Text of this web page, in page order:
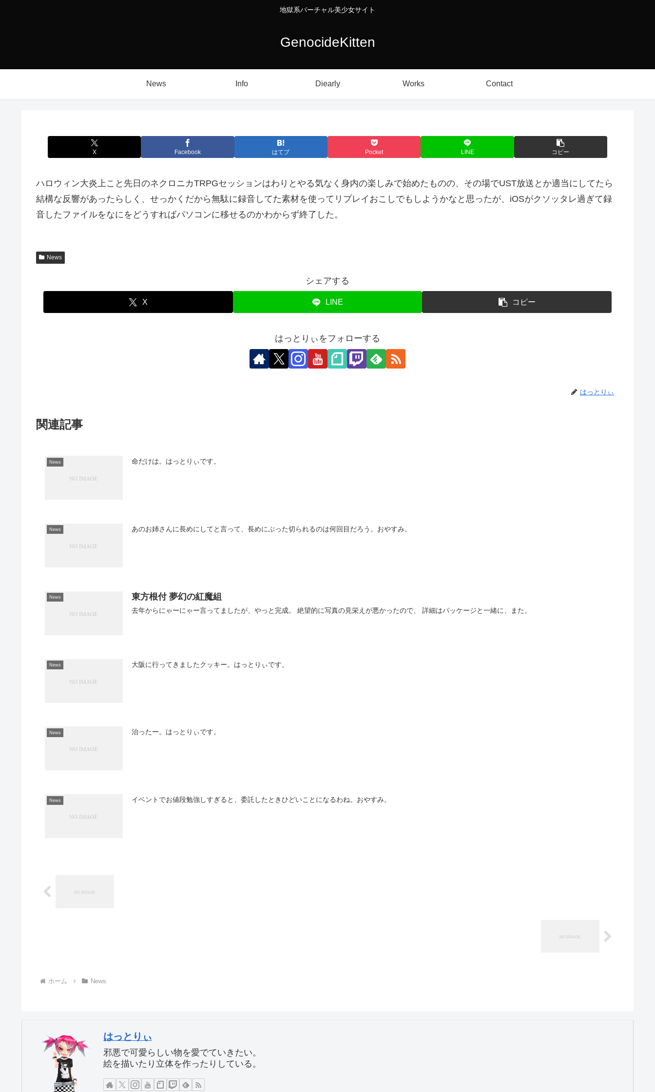
地獄系バーチャル美少女サイト
GenocideKitten
News Info Diearly Works Contact
X Facebook はてブ Pocket LINE コピー
ハロウィン大炎上こと先日のネクロニカTRPGセッションはわりとやる気なく身内の楽しみで始めたものの、その場でUST放送とか適当にしてたら
結構な反響があったらしく、せっかくだから無駄に録音してた素材を使ってリプレイおこしでもしようかなと思ったが、iOSがクソッタレ過ぎて録
音したファイルをなにをどうすればパソコンに移せるのかわからず終了した。
News
シェアする
X LINE コピー
はっとりぃをフォローする
はっとりぃ
関連記事
News 命だけは。はっとりぃです。
News あのお姉さんに長めにしてと言って、長めにぶった切られるのは何回目だろう。おやすみ。
News 東方根付 夢幻の紅魔組
去年からにゃーにゃー言ってましたが、やっと完成。 絶望的に写真の見栄えが悪かったので、 詳細はパッケージと一緒に、また。
News 大阪に行ってきましたクッキー。はっとりぃです。
News 治ったー。はっとりぃです。
News イベントでお値段勉強しすぎると、委託したときひどいことになるわね。おやすみ。
ホーム News
はっとりぃ
邪悪で可愛らしい物を愛でていきたい。
絵を描いたり立体を作ったりしている。